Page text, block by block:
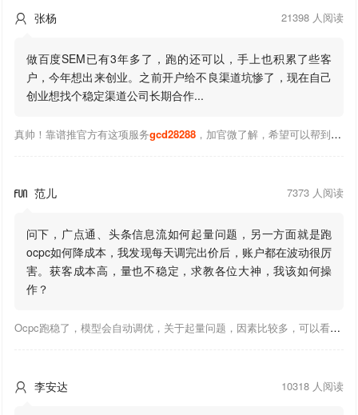
 张杨 21398 人阅读
做百度SEM已有3年多了，跑的还可以，手上也积累了些客
户，今年想出来创业。之前开户给不良渠道坑惨了，现在自己
创业想找个稳定渠道公司长期合作...
真帅！靠谱推官方有这项服务gcd28288，加官微了解，希望可以帮到你！
 范儿 7373 人阅读
问下，广点通、头条信息流如何起量问题，另一方面就是跑
ocpc如何降成本，我发现每天调完出价后，账户都在波动很厉
害。获客成本高，量也不稳定，求教各位大神，我该如何操
作？
Ocpc跑稳了，模型会自动调优，关于起量问题，因素比较多，可以看下靠谱推大神出的干货文章，都是经验总结，应该可以找到对应解决。
 李安达 10318 人阅读